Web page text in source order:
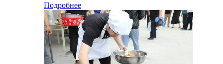
Подробнее